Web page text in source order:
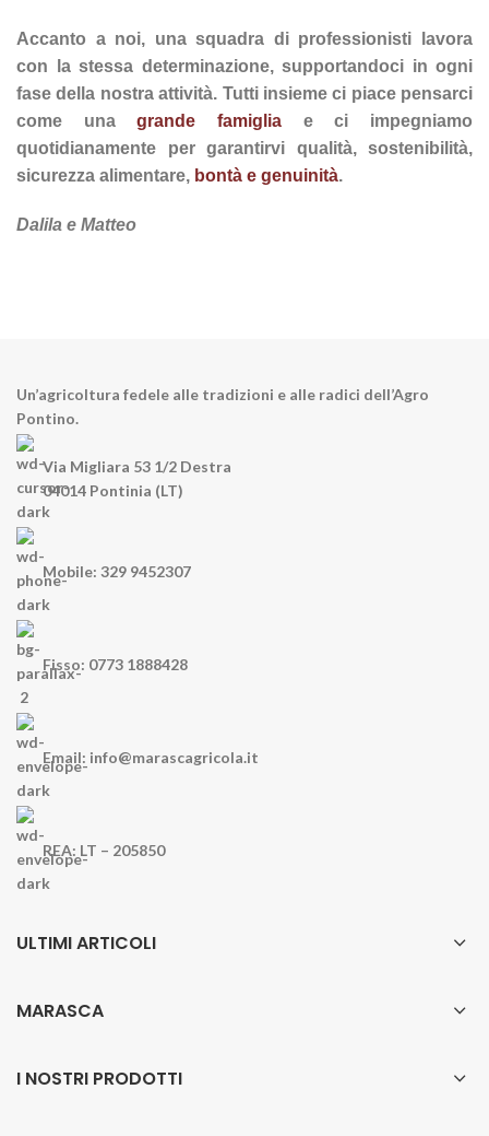
Accanto a noi, una squadra di professionisti lavora
con la stessa determinazione, supportandoci in ogni
fase della nostra attività. Tutti insieme ci piace pensarci
come unagrande famiglia e ci impegniamo
quotidianamente per garantirvi qualità, sostenibilità,
sicurezza alimentare, bontà e genuinità.
Dalila e Matteo
Un’agricoltura fedele alle tradizioni e alle radici dell’Agro
Pontino.
Via Migliara 53 1/2 Destra
04014 Pontinia (LT)
Mobile: 329 9452307
Fisso: 0773 1888428
Email: info@marascagricola.it
REA: LT – 205850
ULTIMI ARTICOLI
MARASCA
I NOSTRI PRODOTTI